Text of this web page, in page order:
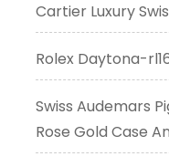
Cartier Luxury
Rolex Daytona-
Swiss Audemars
Rose Gold Case